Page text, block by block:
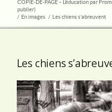
COPIE-DE-PAGE – L’éducation par
publier)
/ En images / Les chiens s’abreuvent
Les chiens